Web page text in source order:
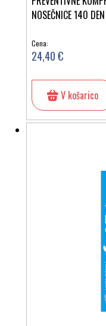
NOSEČNICE 140
Cena:
24,40 €
V košarico